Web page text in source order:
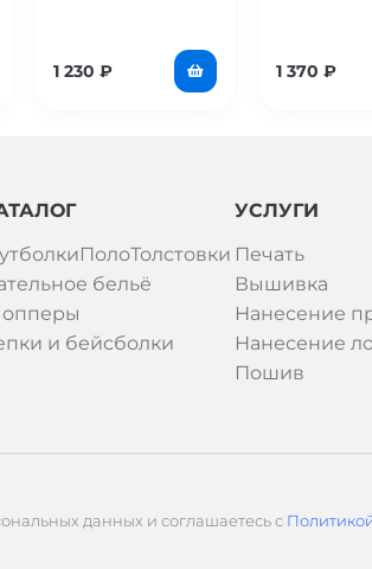
1 230 ₽ 1 370₽
ПолоТолстовки
бельё
и бейсболки
УСЛУГИ
Печать
Вышивка
Нанесение
Нанесение
Пошив
данных и соглашаетесь с